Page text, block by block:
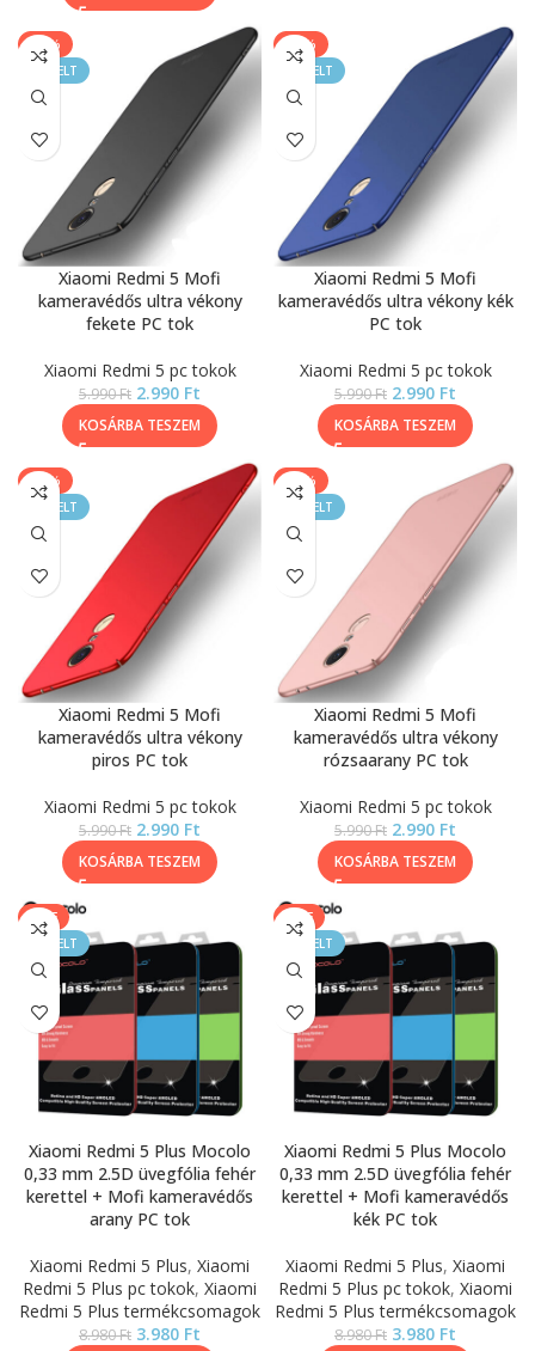
-50%
KIEMELT
Xiaomi Redmi 5 Mofi
kameravédős ultra vékony
fekete PC tok
Xiaomi Redmi 5 pc tokok
5.990Ft 2.990 Ft
KOSÁRBA TESZEM
-50%
KIEMELT
Xiaomi Redmi 5 Mofi
kameravédős ultra vékony kék
PC tok
Xiaomi Redmi 5 pc tokok
5.990Ft 2.990 Ft
KOSÁRBA TESZEM
-50%
KIEMELT
Xiaomi Redmi 5 Mofi
kameravédős ultra vékony
piros PC tok
Xiaomi Redmi 5 pc tokok
5.990Ft 2.990 Ft
KOSÁRBA TESZEM
-50%
KIEMELT
Xiaomi Redmi 5 Mofi
kameravédős ultra vékony
rózsaarany PC tok
Xiaomi Redmi 5 pc tokok
5.990Ft 2.990 Ft
KOSÁRBA TESZEM
SALE
KIEMELT
Xiaomi Redmi 5 Plus Mocolo
0,33 mm 2.5D üvegfólia fehér
kerettel + Mofi kameravédős
arany PC tok
Xiaomi Redmi 5 Plus, Xiaomi
Redmi 5 Plus pc tokok, Xiaomi
Redmi 5 Plus termékcsomagok
8.980Ft 3.980 Ft
SALE
KIEMELT
Xiaomi Redmi 5 Plus Mocolo
0,33 mm 2.5D üvegfólia fehér
kerettel + Mofi kameravédős
kék PC tok
Xiaomi Redmi 5 Plus, Xiaomi
Redmi 5 Plus pc tokok, Xiaomi
Redmi 5 Plus termékcsomagok
8.980Ft 3.980 Ft